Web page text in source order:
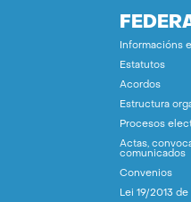
Informacións
Estatutos
Acordos
Estructura
Procesos
Actas,
comunicados
Convenios
Lei 19/2013